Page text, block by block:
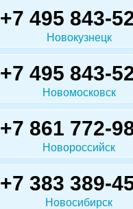
+7 495 843-
Новокузнецк
+7 495 843-
Новомосковск
+7 861 772-
Новороссийск
+7 383 389-
Новосибирск